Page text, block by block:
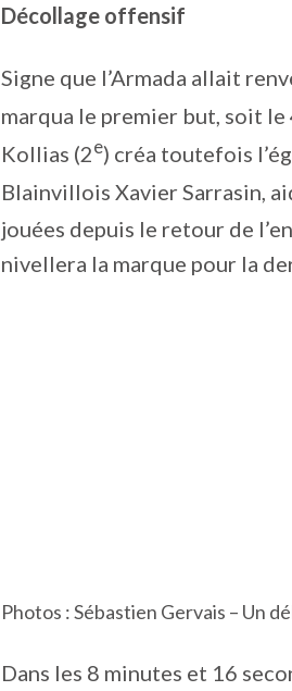
Décollage offensif
Signe que l’Armada allait
marqua le premier but, soit le
Kollias (2e) créa toutefois
Blainvillois Xavier Sarrasin,
jouées depuis le retour de
nivellera la marque pour la
Photos : Sébastien Gervais – Un
Dans les 8 minutes et 16